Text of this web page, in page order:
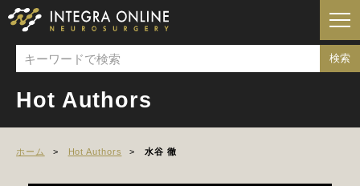
Hot Authors
ホーム Hot Authors 水谷 徹